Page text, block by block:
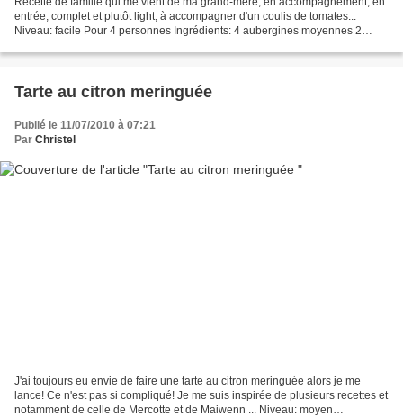
entrée, complet et plutôt light, à accompagner d'un coulis de tomates...
Niveau: facile Pour 4 personnes Ingrédients: 4 aubergines moyennes 2
Tarte au citron meringuée
Publié le 11/07/2010 à 07:21
Par Christel
J'ai toujours eu envie de faire une tarte au citron meringuée alors je me
lance! Ce n'est pas si compliqué! Je me suis inspirée de plusieurs recettes et
notamment de celle de Mercotte et de Maiwenn ... Niveau: moyen